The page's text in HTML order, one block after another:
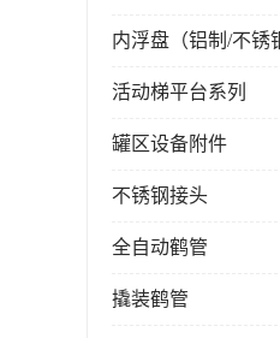
内浮盘（铝制/不锈
活动梯平台系列
罐区设备附件
不锈钢接头
全自动鹤管
撬装鹤管